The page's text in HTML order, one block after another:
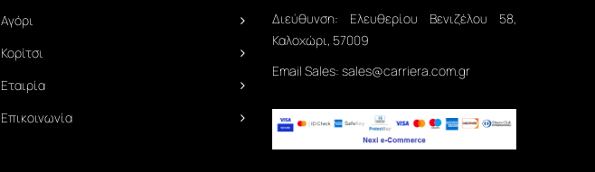
Αγόρι
Κορίτσι
Εταιρία
Επικοινωνία
Διεύθυνση: Ελευθερίου Βενιζέλου 58,
Καλοχώρι, 57009
Email Sales: sales@carriera.com.gr